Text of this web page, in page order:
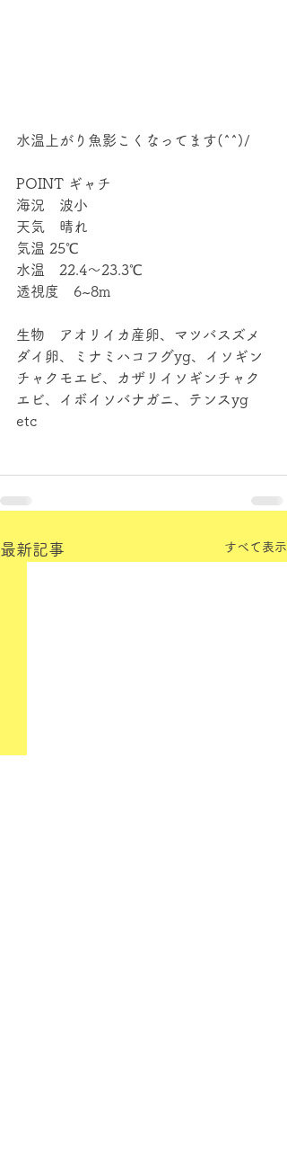
水温上がり魚影こくなってます(^^)/
POINT ギャチ
海況　波小
天気　晴れ
気温 25℃
水温　22.4～23.3℃
透視度　6~8m
生物　アオリイカ産卵、マツバスズメ
ダイ卵、ミナミハコフグyg、イソギン
チャクモエビ、カザリイソギンチャク
エビ、イボイソバナガニ、テンスyg
etc
最新記事 すべて表示